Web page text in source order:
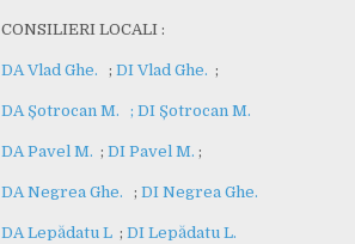
CONSILIERI LOCALI :
DA Vlad Ghe. ;DI Vlad Ghe. ;
DA Șotrocan M. ;DI Șotrocan M.
DA Pavel M. ;DI Pavel M. ;
DA Negrea Ghe. ;DI Negrea Ghe.
DA Lepădatu L ;DI Lepădatu L.